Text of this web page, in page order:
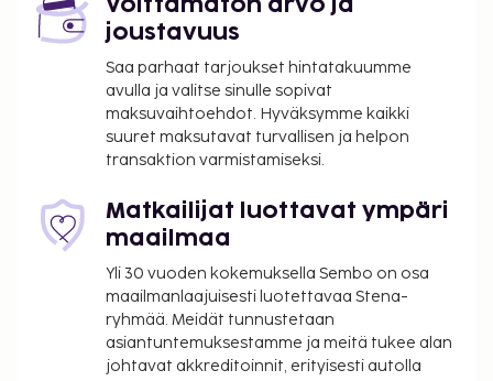
Käytössäsi on business center, ilmaiset
sanomalehdet aulassa ja
kuivapesula-/pesulapalvelut. Tämä hotelli tarjoaa
asiakkailleen 625 neliömetriä kokoustiloja, joihin
kuuluu konferenssitila ja 10 kokoushuonetta.
Palveluihin kuuluu ilmainen pysäköinti. Seuraavat
internetyhteys, televisio yleisissä tiloissa ja juhlasali.
Majoituspaikan ravintolan, L'allée, erikoisuuksiin
baari/aulabaari ja huonepalvelu (rajoitettuina
aikoina). Lisämaksullinen buffetaamiainen
tarjoillaan arkipäivisin klo 6.30–10.00 ja
viikonloppuisin klo 6.30–11.00. Tämän
Voittamaton arvo ja
joustavuus
Saa parhaat tarjoukset hintatakuumme
avulla ja valitse sinulle sopivat
maksuvaihtoehdot. Hyväksymme kaikki
suuret maksutavat turvallisen ja helpon
transaktion varmistamiseksi.
Matkailijat luottavat ympäri
maailmaa
Yli 30 vuoden kokemuksella Sembo on osa
maailmanlaajuisesti luotettavaa Stena-
ryhmää. Meidät tunnustetaan
asiantuntemuksestamme ja meitä tukee alan
johtavat akkreditoinnit, erityisesti autolla